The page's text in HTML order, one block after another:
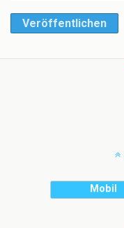
Veröffentlichen
Mobil